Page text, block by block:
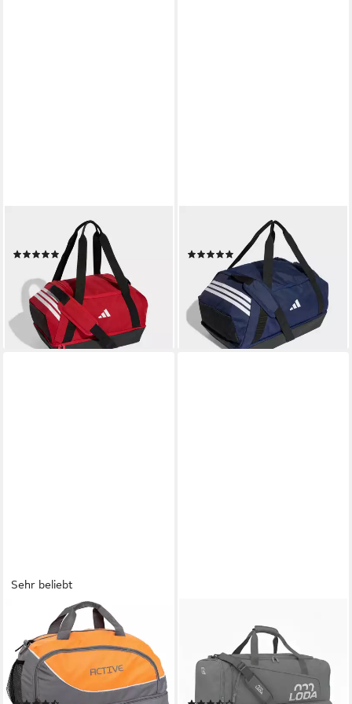
ADIDAS PERFORMANCE
Sporttasche TIRO DU S BC
(5)
UVP 38,00 €
-24%
lieferbar - in 1-2 Werktagen bei dir
ADIDAS PERFORMANCE
Sporttasche TIRO DU M BC
(6)
34,99 € UVP 45,00 €
-22%
lieferbar - in 1-2 Werktagen bei dir
Sehr beliebt
BRUBAKER
Sporttasche Trainingstasche
Active 30 l mit Nassfach
(Reisetasche für Damen und
Herren, für Sport Fitness
Sporttasche team 68L -
Trainingstasche mit
Rucksackfunktion &
Schuhfach, 65 cm (L) x 30cm